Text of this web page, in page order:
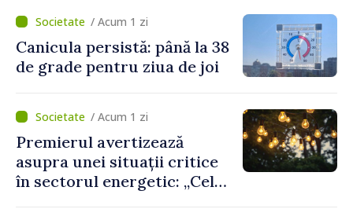
cetățeni au solicitat
ambulanța/ Acum 1 zi
Canicula persistă: până la 38
de grade pentru ziua de joi
/ Acum 1 zi
Premierul avertizează
asupra unei situații critice
în sectorul energetic: „Cel